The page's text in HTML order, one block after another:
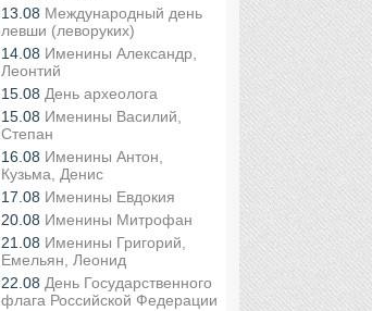
13.08 Международный день
левши (леворуких)
14.08 Именины Александр,
Леонтий
15.08 День археолога
15.08 Именины Василий,
Степан
16.08 Именины Антон,
Кузьма, Денис
17.08 Именины Евдокия
20.08 Именины Митрофан
21.08 Именины Григорий,
Емельян, Леонид
22.08 День Государственного
флага Российской Федерации